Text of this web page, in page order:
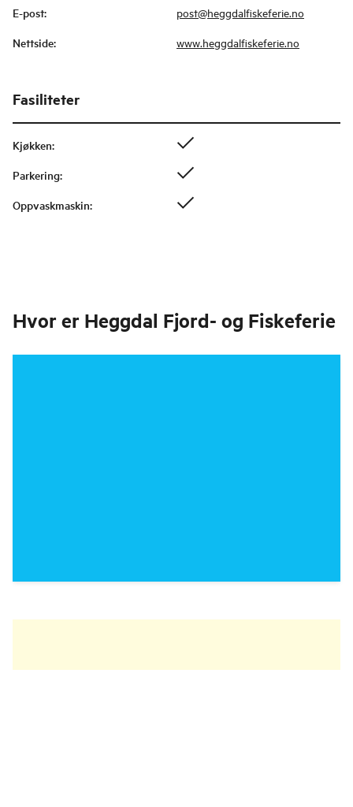
E-post: post@heggdalfiskeferie.no
Nettside: www.heggdalfiskeferie.no
Fasiliteter
Kjøkken:
Parkering:
Oppvaskmaskin:
Hvor er Heggdal Fjord- og Fiskeferie